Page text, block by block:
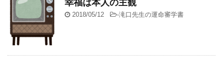
幸福は本人の主観
2018/05/12 -滝口先生の運命審学書